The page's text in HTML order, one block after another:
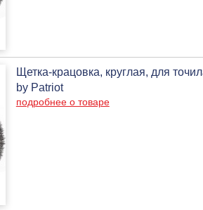
Щетка-крацовка, круглая, для
by Patriot
подробнее о товаре